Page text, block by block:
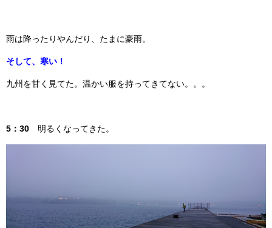
雨は降ったりやんだり、たまに豪雨。
そして、寒い！
九州を甘く見てた。温かい服を持ってきてない。。。
5：30 明るくなってきた。